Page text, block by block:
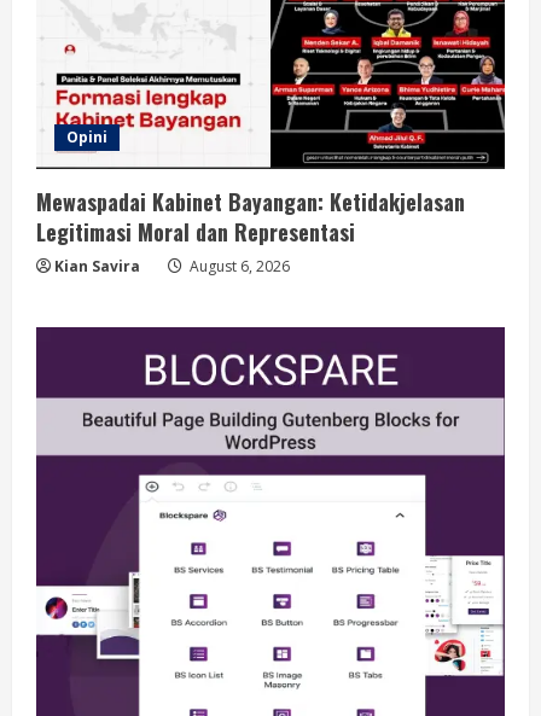
Opini
Mewaspadai Kabinet Bayangan: Ketidakjelasan
Legitimasi Moral dan Representasi
Kian Savira August 6, 2026
Berita
BMP Kecam Aksi KNPB, Serukan
Persatuan Demi Papua yang Kondusif